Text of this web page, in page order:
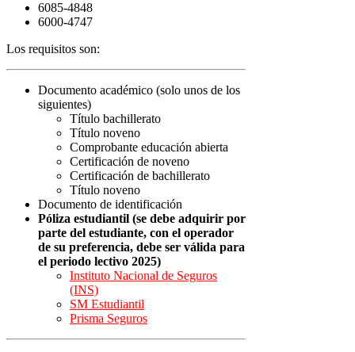
6085-4848
6000-4747
Los requisitos son:
Documento académico (solo unos de los
siguientes)
Título bachillerato
Título noveno
Comprobante educación abierta
Certificación de noveno
Certificación de bachillerato
Título noveno
Documento de identificación
Póliza estudiantil (se debe adquirir por
parte del estudiante, con el operador
de su preferencia, debe ser válida para
el periodo lectivo 2025)
Instituto Nacional de Seguros
(INS)
SM Estudiantil
Prisma Seguros